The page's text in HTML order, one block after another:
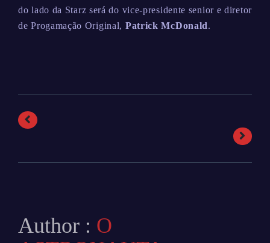
do lado da Starz será do vice-presidente senior e diretor
de Progamação Original, Patrick McDonald.
Author : O